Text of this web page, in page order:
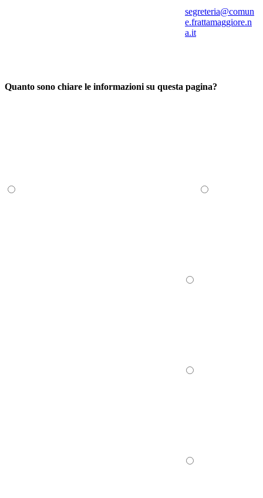
segreteria@comun
e.frattamaggiore.n
a.it
Quanto sono chiare le informazioni su questa pagina?